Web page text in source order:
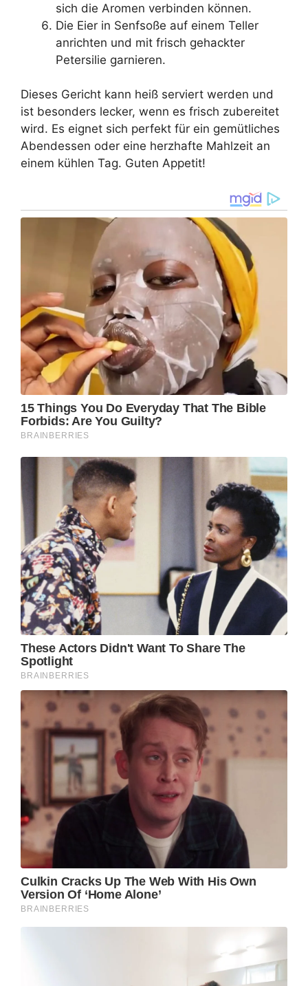
sich die Aromen verbinden können.
Die Eier in Senfsoße auf einem Teller
anrichten und mit frisch gehackter
Petersilie garnieren.
Dieses Gericht kann heiß serviert werden und
ist besonders lecker, wenn es frisch zubereitet
wird. Es eignet sich perfekt für ein gemütliches
Abendessen oder eine herzhafte Mahlzeit an
einem kühlen Tag. Guten Appetit!